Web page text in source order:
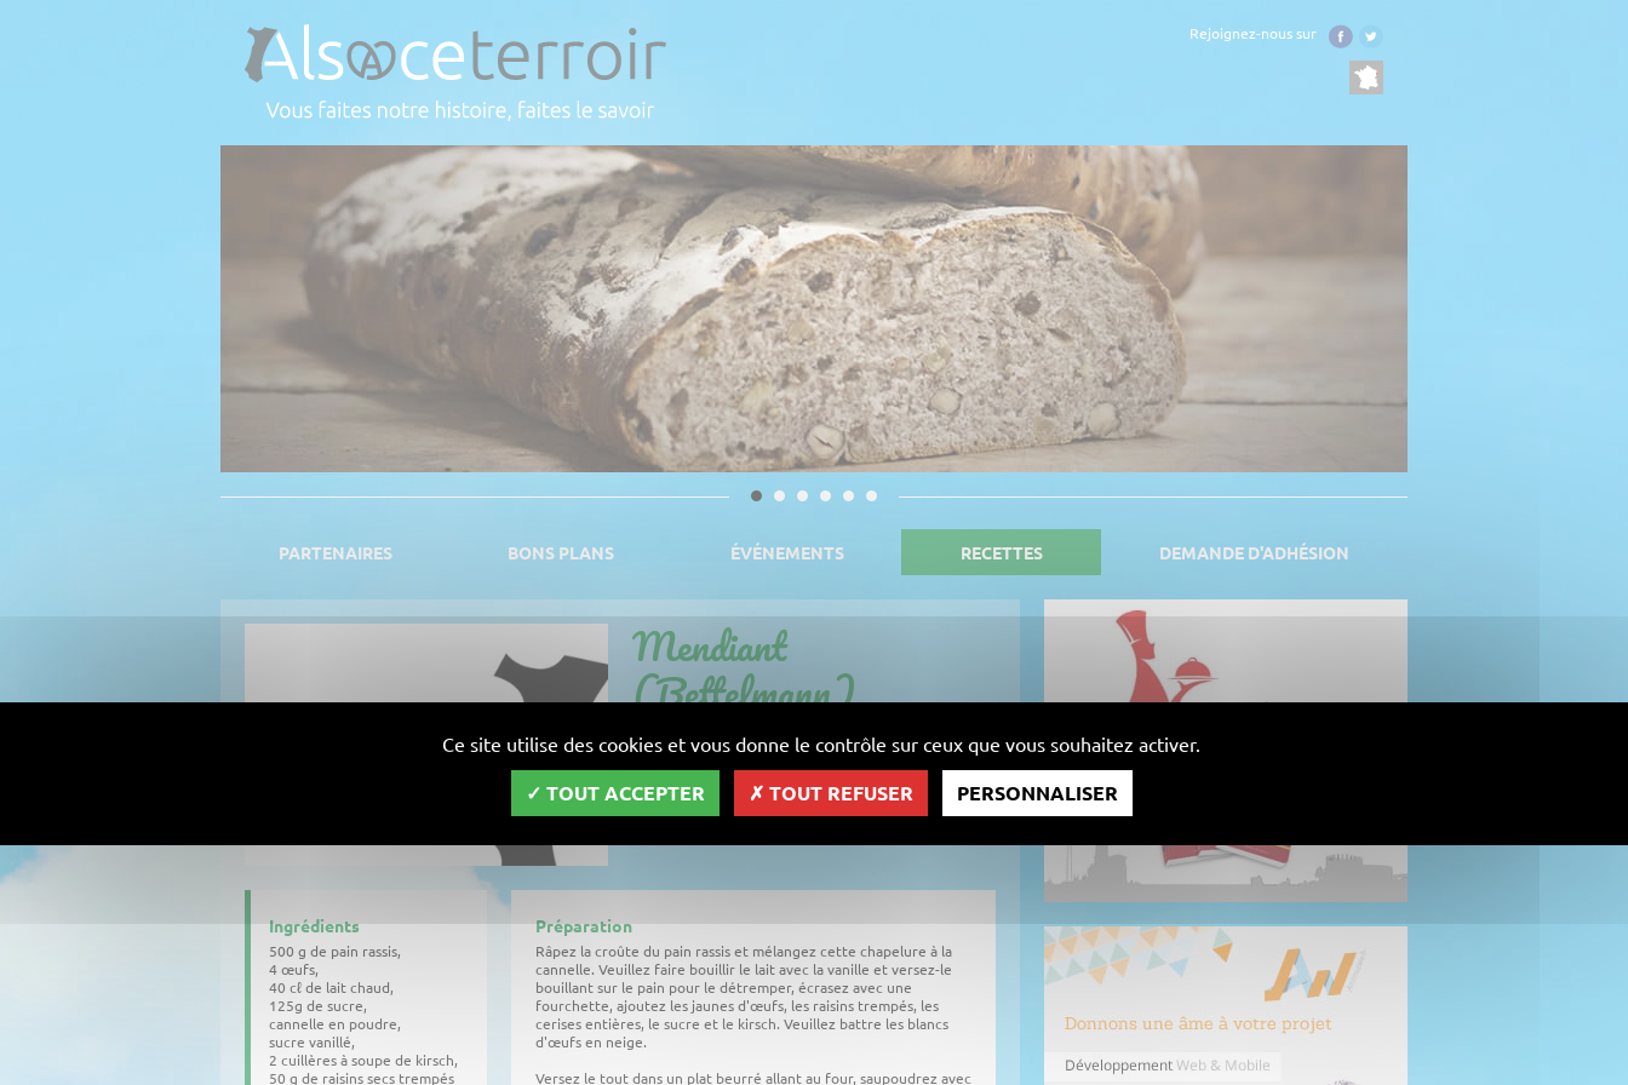
Rejoignez-nous sur
PARTENAIRES BONS PLANS ÉVÉNEMENTS RECETTES DEMANDE D'ADHÉSION
Mendiant
(Bettelmann)
recette facile
Ingrédients
500 g de pain rassis,
4 œufs,
40 cℓ de lait chaud,
125g de sucre,
cannelle en poudre,
sucre vanillé,
2 cuillères à soupe de kirsch,
50 g de raisins secs trempés
Préparation
Râpez la croûte du pain rassis et mélangez cette chapelure à la
cannelle. Veuillez faire bouillir le lait avec la vanille et versez-le
bouillant sur le pain pour le détremper, écrasez avec une
fourchette, ajoutez les jaunes d'œufs, les raisins trempés, les
cerises entières, le sucre et le kirsch. Veuillez battre les blancs
d'œufs en neige.
Versez le tout dans un plat beurré allant au four, saupoudrez avec
Ce site utilise des cookies et vous donne le contrôle sur ceux que vous souhaitez activer.
TOUT ACCEPTER TOUT REFUSER PERSONNALISER